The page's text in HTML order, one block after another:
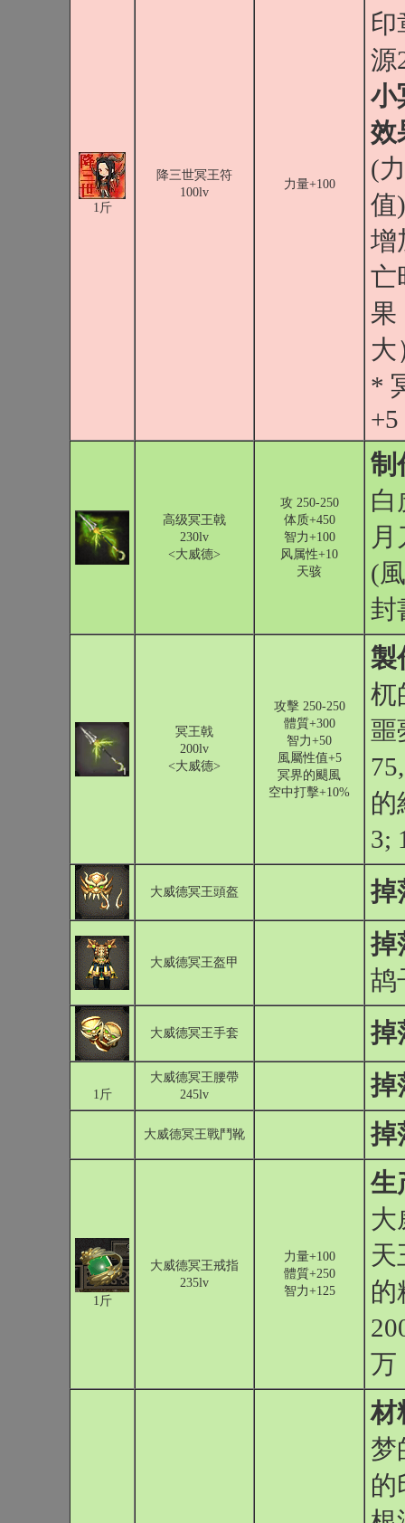
1斤
降三世冥王符
100lv
力量+100
印
源
小
效
(
值
增
亡
果
大
*
+5
高级冥王戟
230lv
<大威德>
攻 250-250
体质+450
智力+100
风属性+10
天骇
制
白
(
封
冥王戟
200lv
<大威德>
攻擊 250-250
體質+300
智力+50
風屬性值+5
冥界的颶風
空中打擊+10%
製
杌
噩
的
3;
大威德冥王頭盔 掉
大威德冥王盔甲
掉
鸪
大威德冥王手套 掉
1斤
大威德冥王腰帶
245lv
掉
大威德冥王戰鬥靴 掉
1斤
大威德冥王戒指
235lv
力量+100
體質+250
智力+125
生
大
天
的
万
材
梦
的